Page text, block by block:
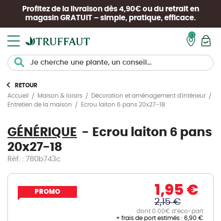
Profitez de la livraison dès 4,90€ ou du retrait en
magasin GRATUIT – simple, pratique, efficace.
RETOUR
Accueil
Maison & loisirs
Décoration et aménagement d'intérieur
Entretien de la maison
Ecrou laiton 6 pans 20x27-18
GÉNÉRIQUE
Ecrou laiton 6 pans
20x27-18
Réf. : 780b743c
PROMO 1,95 €
2,15 €
dont 0.00€ d’éco-part
+ frais de port estimés : 6,90 €